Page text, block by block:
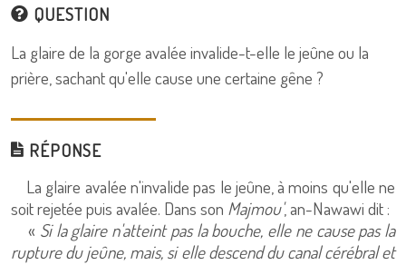
QUESTION
La glaire de la gorge avalée invalide-t-elle le jeûne ou la
prière, sachant qu'elle cause une certaine gêne ?
RÉPONSE
La glaire avalée n'invalide pas le jeûne, à moins qu'elle ne
soit rejetée puis avalée. Dans son Majmou', an-Nawawi dit :
« Si la glaire n'atteint pas la bouche, elle ne cause pas la
rupture du jeûne, mais, si elle descend du canal cérébral et